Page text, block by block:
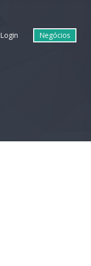
Login Negócios